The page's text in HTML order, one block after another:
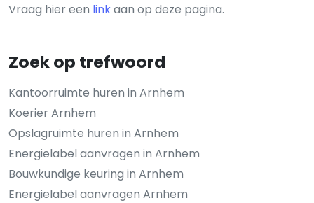
Vraag hier een linkaan op deze pagina.
Zoek op trefwoord
Kantoorruimte huren in Arnhem
Koerier Arnhem
Opslagruimte huren in Arnhem
Energielabel aanvragen in Arnhem
Bouwkundige keuring in Arnhem
Energielabel aanvragen Arnhem